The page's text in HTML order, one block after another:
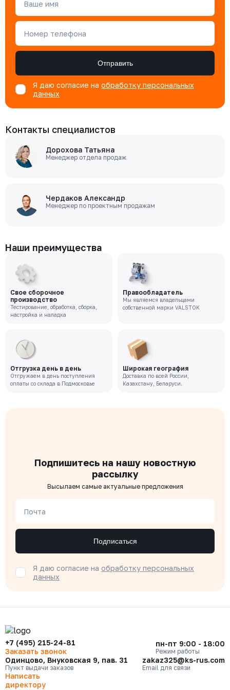
Ваше имя
Номер телефона
Отправить
Я даю согласие на обработку персональных
данных
Контакты специалистов
Дорохова Татьяна
Менеджер отдела продаж
Чердаков Александр
Менеджер по проектным продажам
Наши преимущества
Свое сборочное
производство
Тестирование, обработка, сборка,
настройка и наладка
Правообладатель
Мы являемся владельцами
собственной марки VALSTOK
Отгрузка день в день
Отгружаем в день поступления
оплаты со склада в Подмосковье
Широкая география
Доставка по всей России,
Казахстану, Беларуси.
Подпишитесь на нашу новостную
рассылку
Высылаем самые актуальные предложения
Почта
Подписаться
Я даю согласие на обработку персональных
данных
+7 (495) 215-24-81
Заказать звонок
пн-пт 9:00 - 18:00
Режим работы
Одинцово, Внуковская 9, пав. 31
Пункт выдачи заказов
zakaz325@ks-rus.com
Email для связи
Написать
директору